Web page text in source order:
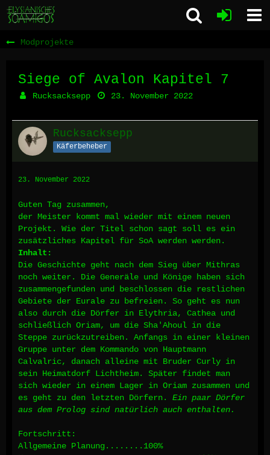
Modprojekte
Siege of Avalon Kapitel 7
Rucksacksepp 23. November 2022
Rucksacksepp
Käferbeheber
23. November 2022
Guten Tag zusammen,
der Meister kommt mal wieder mit einem neuen
Projekt. Wie der Titel schon sagt soll es ein
zusätzliches Kapitel für SoA werden werden.
Inhalt:
Die Geschichte geht nach dem Sieg über Mithras
noch weiter. Die Generäle und Könige haben sich
zusammengefunden und beschlossen die restlichen
Gebiete der Eurale zu befreien. So geht es nun
also durch die Dörfer in Elythria, Cathea und
schließlich Oriam, um die Sha'Ahoul in die
Steppe zurückzutreiben. Anfangs in einer kleinen
Gruppe unter dem Kommando von Hauptmann
Calvalric, danach alleine mit Bruder Curly in
sein Heimatdorf Lichtheim. Später findet man
sich wieder in einem Lager in Oriam zusammen und
es geht zu den letzten Dörfern. Ein paar Dörfer
aus dem Prolog sind natürlich auch enthalten.
Fortschritt:
Allgemeine Planung........100%